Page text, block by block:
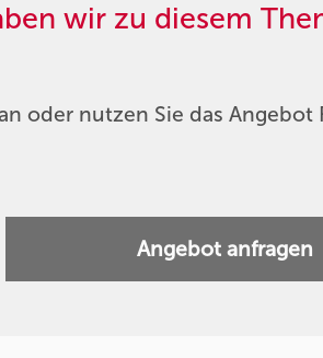
wir zu diesem
oder nutzen Sie das
Angebot anfragen